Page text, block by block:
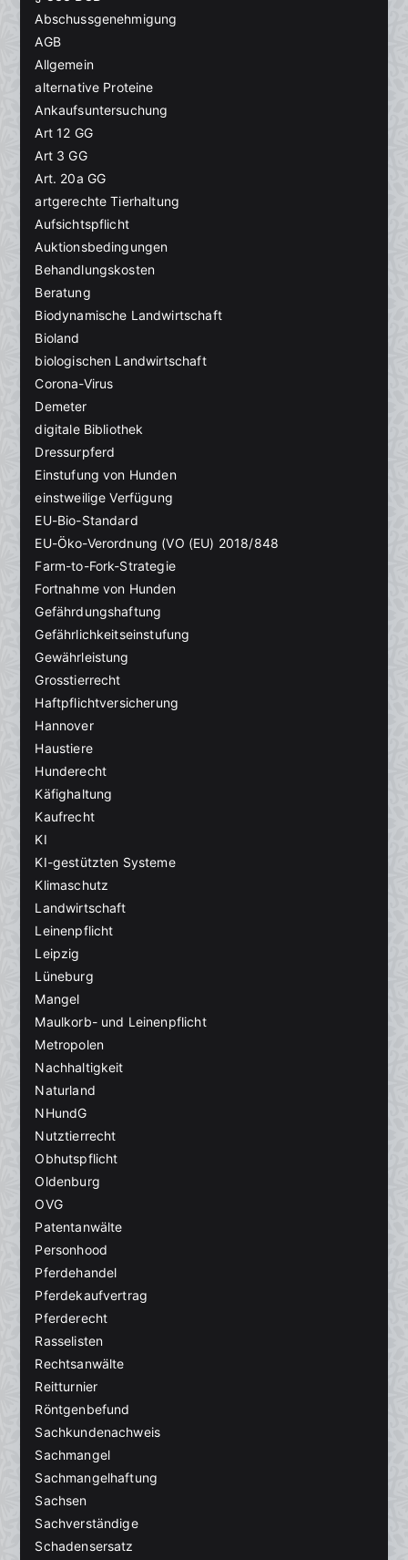
Abschussgenehmigung
AGB
Allgemein
alternative Proteine
Ankaufsuntersuchung
Art 12 GG
Art 3 GG
Art. 20a GG
artgerechte Tierhaltung
Aufsichtspflicht
Auktionsbedingungen
Behandlungskosten
Beratung
Biodynamische Landwirtschaft
Bioland
biologischen Landwirtschaft
Corona-Virus
Demeter
digitale Bibliothek
Dressurpferd
Einstufung von Hunden
einstweilige Verfügung
EU-Bio-Standard
EU-Öko-Verordnung (VO (EU) 2018/848
Farm-to-Fork-Strategie
Fortnahme von Hunden
Gefährdungshaftung
Gefährlichkeitseinstufung
Gewährleistung
Grosstierrecht
Haftpflichtversicherung
Hannover
Haustiere
Hunderecht
Käfighaltung
Kaufrecht
KI
KI-gestützten Systeme
Klimaschutz
Landwirtschaft
Leinenpflicht
Leipzig
Lüneburg
Mangel
Maulkorb- und Leinenpflicht
Metropolen
Nachhaltigkeit
Naturland
NHundG
Nutztierrecht
Obhutspflicht
Oldenburg
OVG
Patentanwälte
Personhood
Pferdehandel
Pferdekaufvertrag
Pferderecht
Rasselisten
Rechtsanwälte
Reitturnier
Röntgenbefund
Sachkundenachweis
Sachmangel
Sachmangelhaftung
Sachsen
Sachverständige
Schadensersatz